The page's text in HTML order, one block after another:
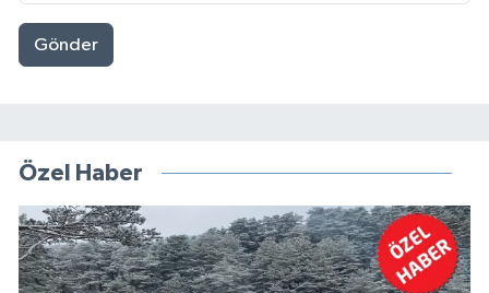
Gönder
Özel Haber